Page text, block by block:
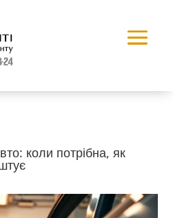
коли потрібна, як